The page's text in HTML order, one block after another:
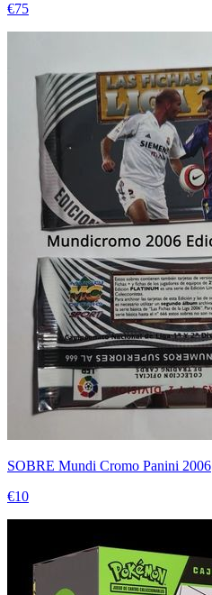
€75
SOBRE Mundi Cromo Panini 2006
€10